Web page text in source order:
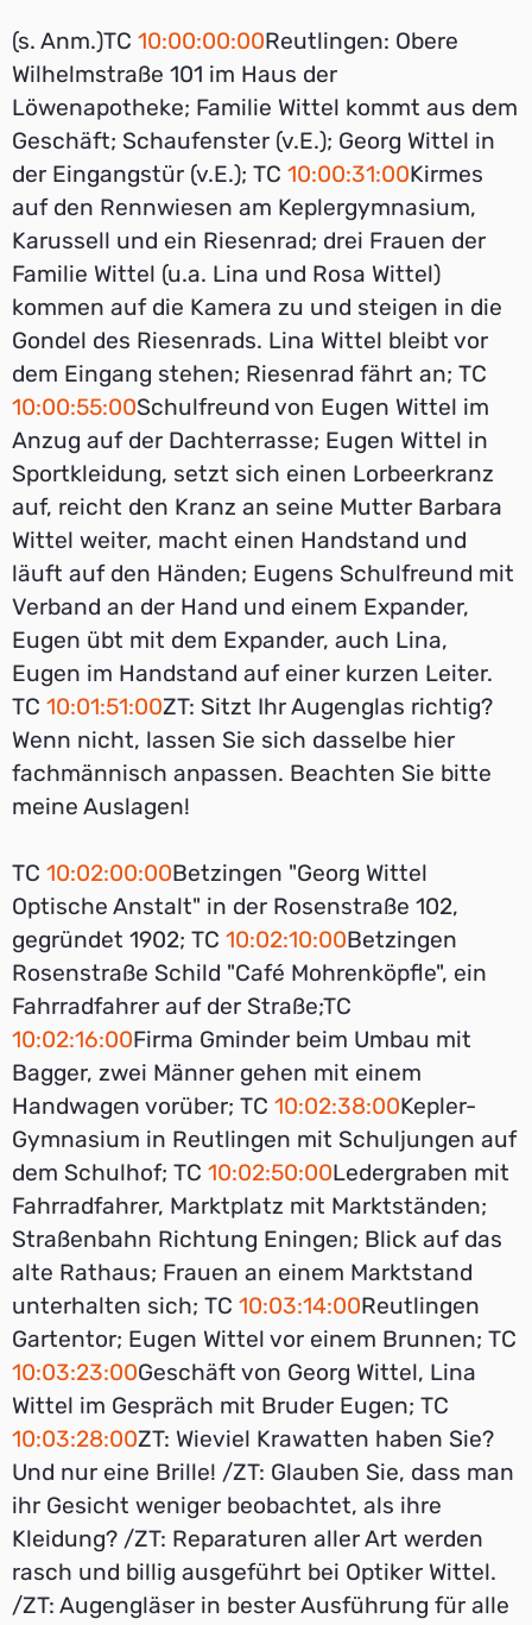
(s. Anm.)TC 10:00:00:00Reutlingen: Obere
Wilhelmstraße 101 im Haus der
Löwenapotheke; Familie Wittel kommt aus dem
Geschäft; Schaufenster (v.E.); Georg Wittel in
der Eingangstür (v.E.); TC 10:00:31:00Kirmes
auf den Rennwiesen am Keplergymnasium,
Karussell und ein Riesenrad; drei Frauen der
Familie Wittel (u.a. Lina und Rosa Wittel)
kommen auf die Kamera zu und steigen in die
Gondel des Riesenrads. Lina Wittel bleibt vor
dem Eingang stehen; Riesenrad fährt an; TC
10:00:55:00Schulfreund von Eugen Wittel im
Anzug auf der Dachterrasse; Eugen Wittel in
Sportkleidung, setzt sich einen Lorbeerkranz
auf, reicht den Kranz an seine Mutter Barbara
Wittel weiter, macht einen Handstand und
läuft auf den Händen; Eugens Schulfreund mit
Verband an der Hand und einem Expander,
Eugen übt mit dem Expander, auch Lina,
Eugen im Handstand auf einer kurzen Leiter.
TC 10:01:51:00ZT: Sitzt Ihr Augenglas richtig?
Wenn nicht, lassen Sie sich dasselbe hier
fachmännisch anpassen. Beachten Sie bitte
meine Auslagen!
TC 10:02:00:00Betzingen "Georg Wittel
Optische Anstalt" in der Rosenstraße 102,
gegründet 1902; TC 10:02:10:00Betzingen
Rosenstraße Schild "Café Mohrenköpfle", ein
Fahrradfahrer auf der Straße;TC
10:02:16:00Firma Gminder beim Umbau mit
Bagger, zwei Männer gehen mit einem
Handwagen vorüber; TC 10:02:38:00Kepler-
Gymnasium in Reutlingen mit Schuljungen auf
dem Schulhof; TC 10:02:50:00Ledergraben mit
Fahrradfahrer, Marktplatz mit Marktständen;
Straßenbahn Richtung Eningen; Blick auf das
alte Rathaus; Frauen an einem Marktstand
unterhalten sich; TC 10:03:14:00Reutlingen
Gartentor; Eugen Wittel vor einem Brunnen; TC
10:03:23:00Geschäft von Georg Wittel, Lina
Wittel im Gespräch mit Bruder Eugen; TC
10:03:28:00ZT: Wieviel Krawatten haben Sie?
Und nur eine Brille! /ZT: Glauben Sie, dass man
ihr Gesicht weniger beobachtet, als ihre
Kleidung? /ZT: Reparaturen aller Art werden
rasch und billig ausgeführt bei Optiker Wittel.
/ZT: Augengläser in bester Ausführung für alle